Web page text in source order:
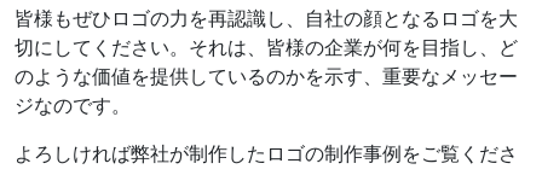
皆様もぜひロゴの力を再認識し、自社の顔となるロゴを大
切にしてください。それは、皆様の企業が何を目指し、ど
のような価値を提供しているのかを示す、重要なメッセー
ジなのです。
よろしければ弊社が制作したロゴの制作事例をご覧くださ